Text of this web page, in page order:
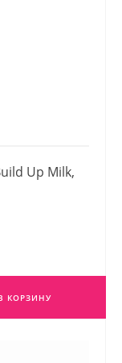
Up Milk,
КОРЗИНУ